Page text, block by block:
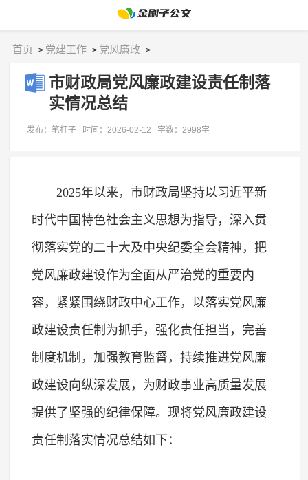
首页 > 党建工作 > 党风廉政 >
市财政局党风廉政建设责任制落
实情况总结
发布：笔杆子 时间：2026-02-12 字数：2998字
2025年以来，市财政局坚持以习近平新
时代中国特色社会主义思想为指导，深入贯
彻落实党的二十大及中央纪委全会精神，把
党风廉政建设作为全面从严治党的重要内
容，紧紧围绕财政中心工作，以落实党风廉
政建设责任制为抓手，强化责任担当，完善
制度机制，加强教育监督，持续推进党风廉
政建设向纵深发展，为财政事业高质量发展
提供了坚强的纪律保障。现将党风廉政建设
责任制落实情况总结如下：